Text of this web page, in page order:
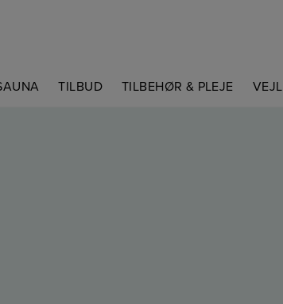
TILBUD TILBEHØR & PLEJE